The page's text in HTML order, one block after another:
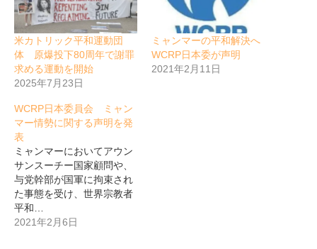
米カトリック平和運動団
体 原爆投下80周年で謝罪
求める運動を開始
2025年7月23日
ミャンマーの平和解決へ
WCRP日本委が声明
2021年2月11日
WCRP日本委員会 ミャン
マー情勢に関する声明を発
表
ミャンマーにおいてアウン
サンスーチー国家顧問や、
与党幹部が国軍に拘束され
た事態を受け、世界宗教者
平和…
2021年2月6日